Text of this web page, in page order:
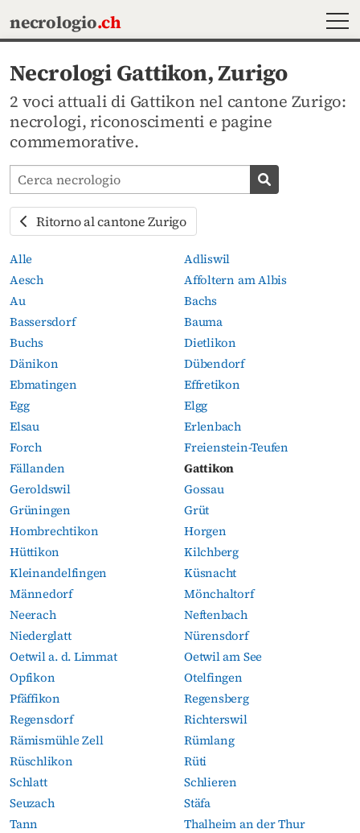
necrologio.ch
Necrologi Gattikon, Zurigo
2 voci attuali di Gattikon nel cantone Zurigo:
necrologi, riconoscimenti e pagine
commemorative.
Cerca avvisi mortuari
Cerca
Ritorno al cantone Zurigo
Alle
Adliswil
Aesch
Affoltern am Albis
Au
Bachs
Bassersdorf
Bauma
Buchs
Dietlikon
Dänikon
Dübendorf
Ebmatingen
Effretikon
Egg
Elgg
Elsau
Erlenbach
Forch
Freienstein-Teufen
Fällanden
Gattikon
Geroldswil
Gossau
Grüningen
Grüt
Hombrechtikon
Horgen
Hüttikon
Kilchberg
Kleinandelfingen
Küsnacht
Männedorf
Mönchaltorf
Neerach
Neftenbach
Niederglatt
Nürensdorf
Oetwil a. d. Limmat
Oetwil am See
Opfikon
Otelfingen
Pfäffikon
Regensberg
Regensdorf
Richterswil
Rämismühle Zell
Rümlang
Rüschlikon
Rüti
Schlatt
Schlieren
Seuzach
Stäfa
Tann
Thalheim an der Thur